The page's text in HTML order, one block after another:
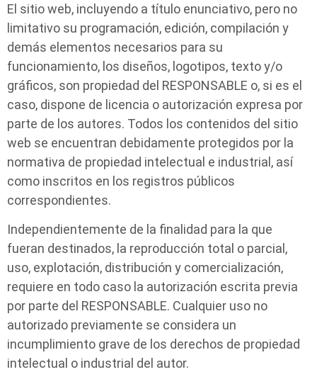
El sitio web, incluyendo a título enunciativo, pero no
limitativo su programación, edición, compilación y
demás elementos necesarios para su
funcionamiento, los diseños, logotipos, texto y/o
gráficos, son propiedad del RESPONSABLE o, si es el
caso, dispone de licencia o autorización expresa por
parte de los autores. Todos los contenidos del sitio
web se encuentran debidamente protegidos por la
normativa de propiedad intelectual e industrial, así
como inscritos en los registros públicos
correspondientes.
Independientemente de la finalidad para la que
fueran destinados, la reproducción total o parcial,
uso, explotación, distribución y comercialización,
requiere en todo caso la autorización escrita previa
por parte del RESPONSABLE. Cualquier uso no
autorizado previamente se considera un
incumplimiento grave de los derechos de propiedad
intelectual o industrial del autor.